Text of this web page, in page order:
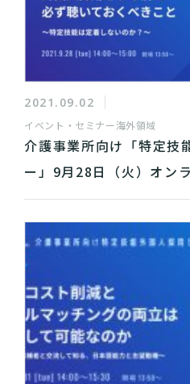
2021.09.02
イベント・セミナー海外領域
介護事業所向け「特定技
ー」9月28日（火）オン